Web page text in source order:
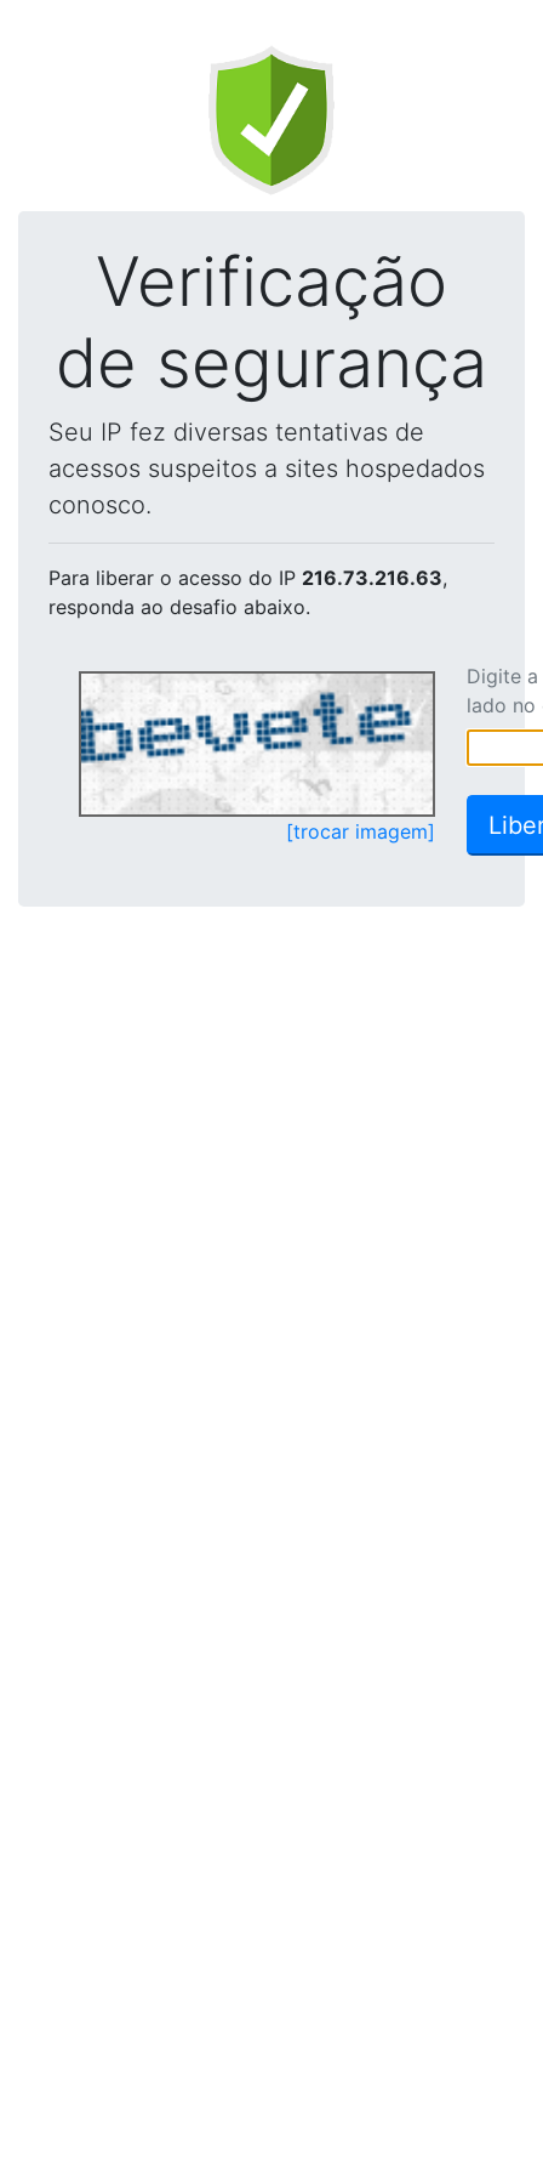
Verificação
de segurança
Seu IP fez diversas tentativas de
acessos suspeitos a sites hospedados
conosco.
Para liberar o acesso do IP 216.73.216.63,
responda ao desafio abaixo.
[trocar imagem]
Digite
lado no